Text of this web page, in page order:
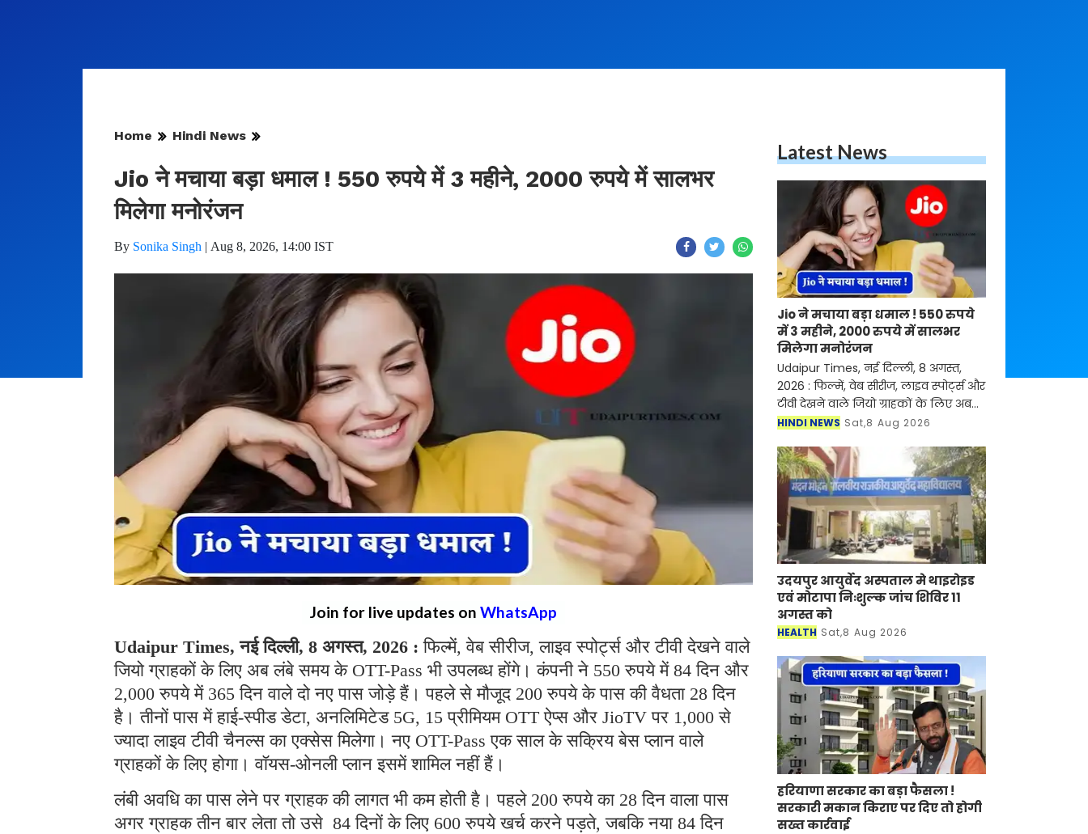
Home Hindi News
Jio ने मचाया बड़ा धमाल ! 550 रुपये में 3 महीने, 2000 रुपये में सालभर
मिलेगा मनोरंजन
By Sonika Singh | Aug 8, 2026, 14:00 IST
Join for live updates on WhatsApp
Udaipur Times, नई दिल्ली, 8 अगस्त, 2026 :फिल्में, वेब सीरीज, लाइव स्पोर्ट्स और टीवी देखने वाले
जियो ग्राहकों के लिए अब लंबे समय के OTT-Pass भी उपलब्ध होंगे। कंपनी ने 550 रुपये में 84 दिन और
2,000 रुपये में 365 दिन वाले दो नए पास जोड़े हैं। पहले से मौजूद 200 रुपये के पास की वैधता 28 दिन
है। तीनों पास में हाई-स्पीड डेटा, अनलिमिटेड 5G, 15 प्रीमियम OTT ऐप्स और JioTV पर 1,000 से
ज्यादा लाइव टीवी चैनल्स का एक्सेस मिलेगा। नए OTT-Pass एक साल के सक्रिय बेस प्लान वाले
ग्राहकों के लिए होगा। वॉयस-ओनली प्लान इसमें शामिल नहीं हैं।
लंबी अवधि का पास लेने पर ग्राहक की लागत भी कम होती है। पहले 200 रुपये का 28 दिन वाला पास
अगर ग्राहक तीन बार लेता तो उसे 84 दिनों के लिए 600 रुपये खर्च करने पड़ते, जबकि नया 84 दिन
Latest News
Jio ने मचाया बड़ा धमाल ! 550 रुपये
में 3 महीने, 2000 रुपये में सालभर
मिलेगा मनोरंजन
Udaipur Times, नई दिल्ली, 8 अगस्त,
2026 : फिल्में, वेब सीरीज, लाइव स्पोर्ट्स और
टीवी देखने वाले जियो ग्राहकों के लिए अब
लंबे समय के OTT-Pass भी उपलब्ध होंगे।
रु
HINDI NEWS Sat,8 Aug 2026
उदयपुर आयुर्वेद अस्पताल मे थाइरोइड
एवं मोटापा निःशुल्क जांच शिविर 11
अगस्त को
HEALTH Sat,8 Aug 2026
हरियाणा सरकार का बड़ा फैसला !
सरकारी मकान किराए पर दिए तो होगी
सख्त कार्रवाई